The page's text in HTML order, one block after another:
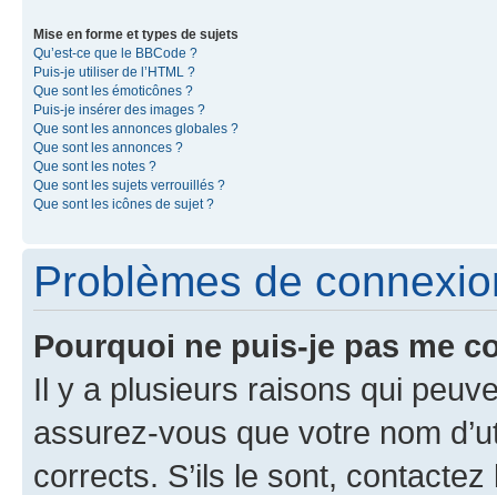
Mise en forme et types de sujets
Qu’est-ce que le BBCode ?
Puis-je utiliser de l’HTML ?
Que sont les émoticônes ?
Puis-je insérer des images ?
Que sont les annonces globales ?
Que sont les annonces ?
Que sont les notes ?
Que sont les sujets verrouillés ?
Que sont les icônes de sujet ?
Problèmes de
Pourquoi ne puis-je pas me
Il y a plusieurs raisons qui
assurez-vous que votre nom
corrects. S’ils le sont,